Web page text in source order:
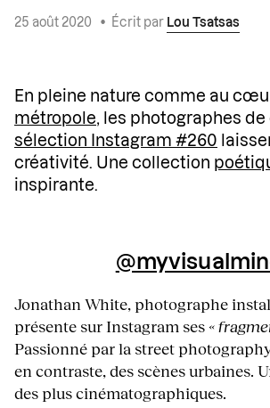
25 août 2020 • Écrit par Lou Tsatsas
En pleine nature comme au
métropole, les photographes
sélection Instagram #260
créativité. Une collection
inspirante.
Jonathan White, photographe
présente sur Instagram ses «
Passionné par la street
en contraste, des scènes urbaines.
des plus cinématographiques.